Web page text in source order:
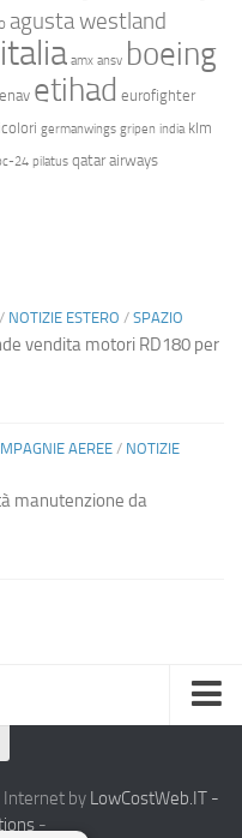
agusta westland
amx ansv boeing
enav etihad eurofighter
germanwings gripen india klm
24 pilatus qatar airways
/ NOTIZIE ESTERO / SPAZIO
vendita motori RD180 per
AEREE/ NOTIZIE
manutenzione da
Internet by LowCostWeb.IT -
-